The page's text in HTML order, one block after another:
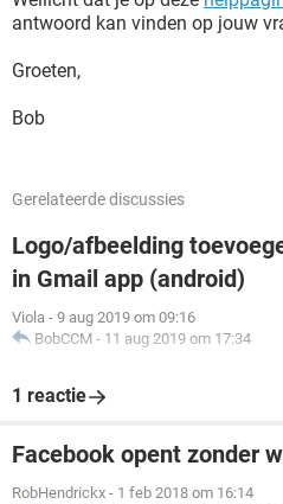
antwoord kan vinden op jouw
Groeten,
Bob
Gerelateerde discussies
Logo/afbeelding
in Gmail app (android)
Viola - 9 aug 2019 om 09:16
BobCCM - 11 aug 2019 om 17:34
1 reactie
Facebook opent zonder
RobHendrickx - 1 feb 2018 om 16:14